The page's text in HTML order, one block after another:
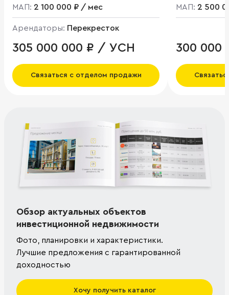
МАП: 2 100 000 ₽ / мес
Арендаторы: Перекресток
305 000 000 ₽ / УСН
Связаться с отделом продажи
МАП: 2 500
300 000
НДС
Обзор актуальных объектов
инвестиционной недвижимости
Фото, планировки и характеристики.
Лучшие предложения с гарантированной
доходностью
Хочу получить каталог